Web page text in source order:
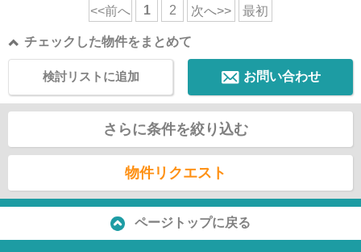
<<前へ 1 2 次へ>> 最初
チェックした物件をまとめて
お問い合わせ
検討リストに追加
さらに条件を絞り込む
物件リクエスト
ページトップに戻る